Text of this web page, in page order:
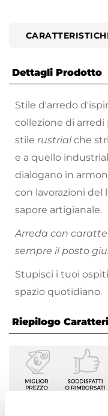
Dettagli Prodotto
Stile d'arredo
collezione di
stile rustrial che
e a quello
dialogano in
con lavorazioni del
sapore artigianale.
Arreda con
sempre il posto
Stupisci i tuoi
spazio quotidiano.
Riepilogo
Caratteristiche
Serie
Freia Mango